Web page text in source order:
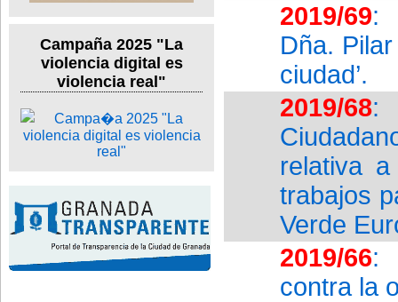
Campaña 2025 "La
violencia digital es
violencia real"
2019/69:
Dña.
ciudad’.
2019/68:
relativa
trabajos
Verde
2019/66:
contra la